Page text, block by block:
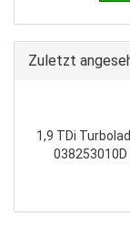
Zuletzt
1,9 TDi
038253010D